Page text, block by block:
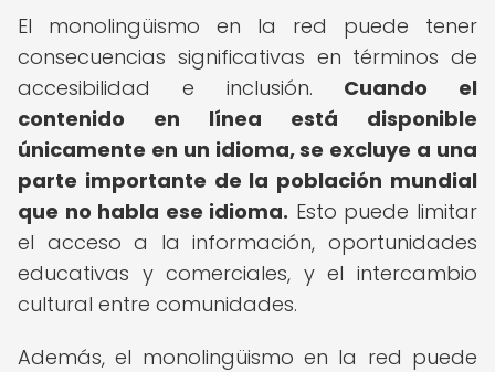
El monolingüismo en la red puede tener
consecuencias significativas en términos de
accesibilidad e inclusión. Cuando el
contenido en línea está disponible
únicamente en un idioma, se excluye a una
parte importante de la población mundial
que no habla ese idioma. Esto puede limitar
el acceso a la información, oportunidades
educativas y comerciales, y el intercambio
cultural entre comunidades.
Además, el monolingüismo en la red puede